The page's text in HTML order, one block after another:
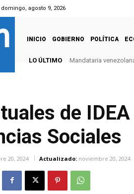
domingo, agosto 9, 2026
INICIO GOBIERNO POLÍTICA
LO ÚLTIMO Mandataria
de
Sociales
20, 2024 Actualizado: noviembre 20, 2024